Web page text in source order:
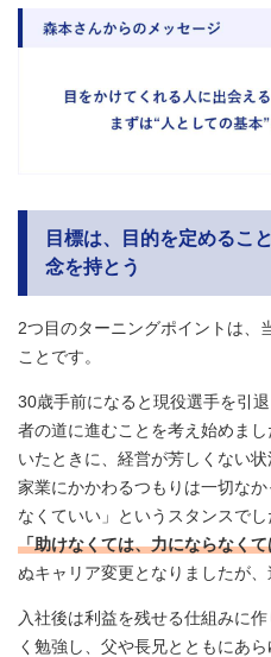
目標は、目的を定めるこ
念を持とう
2つ目のターニングポイントは、
ことです。
30歳手前になると現役選手を引
者の道に進むことを考え始めま
いたときに、経営が芳しくない
家業にかかわるつもりは一切な
なくていい」というスタンスでし
「助けなくては、力にならなく
ぬキャリア変更となりましたが、
入社後は利益を残せる仕組みに
く勉強し、父や長兄とともにあ